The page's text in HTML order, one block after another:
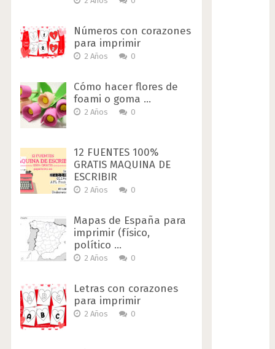
Números con corazones
para imprimir
2 Años 0
Cómo hacer flores de
foami o goma …
2 Años 0
12 FUENTES 100%
GRATIS MAQUINA DE
ESCRIBIR
2 Años 0
Mapas de España para
imprimir (físico,
político …
2 Años 0
Letras con corazones
para imprimir
2 Años 0